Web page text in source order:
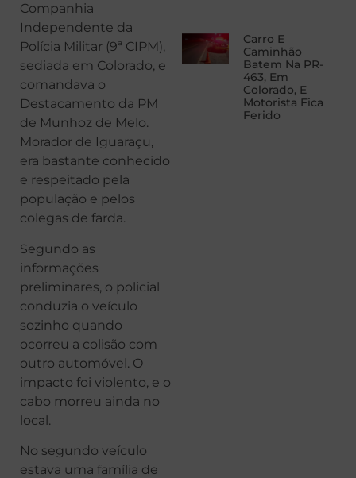
Companhia
Independente da
Polícia Militar (9ª CIPM),
sediada em Colorado, e
comandava o
Destacamento da PM
de Munhoz de Melo.
Morador de Iguaraçu,
era bastante conhecido
e respeitado pela
população e pelos
colegas de farda.
Segundo as
informações
preliminares, o policial
conduzia o veículo
sozinho quando
ocorreu a colisão com
outro automóvel. O
impacto foi violento, e o
cabo morreu ainda no
local.
No segundo veículo
estava uma família de
Carro E
Caminhão
Batem Na PR-
463, Em
Colorado, E
Motorista Fica
Ferido